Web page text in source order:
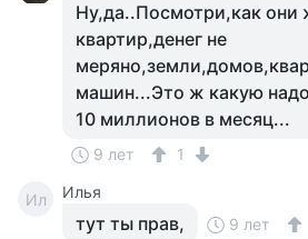
Ну,да..Посмотри,как они
квартир,денег не
машин...Это ж какую
10 миллионов в месяц...
9 лет 1
Ил Илья
тут ты прав, 9 лет